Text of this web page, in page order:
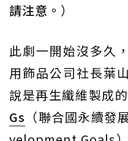
請注意。 ）
此劇一開始沒多久
用飾品公司社長葉
說是再生纖維製成
Gs （聯合國永續